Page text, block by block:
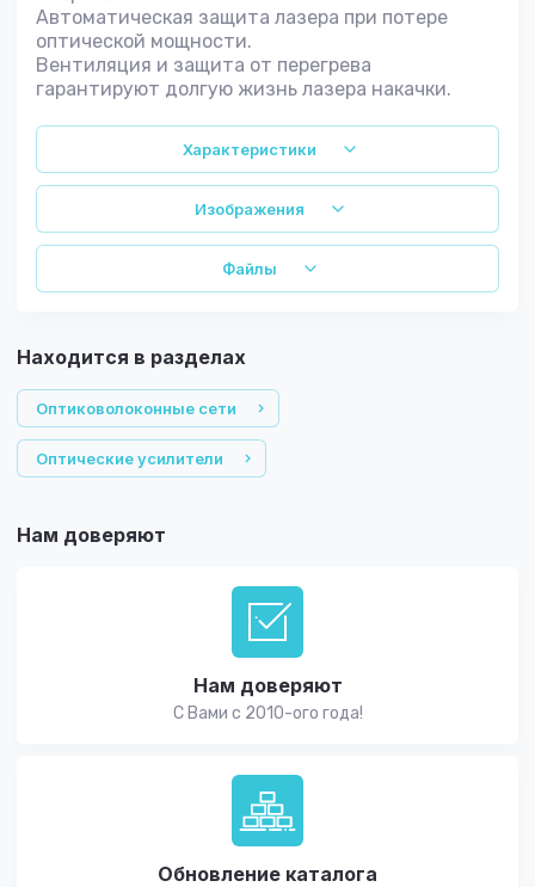
Автоматическая защита лазера при потере
оптической мощности.
Вентиляция и защита от перегрева
гарантируют долгую жизнь лазера накачки.
Характеристики
Изображения
Файлы
Находится в разделах
Оптиковолоконные сети
Оптические усилители
Нам доверяют
Нам доверяют
С Вами с 2010-ого года!
Обновление каталога